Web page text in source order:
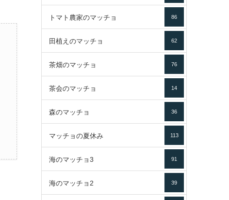
トマト農家のマッチョ 86
田植えのマッチョ 62
茶畑のマッチョ 76
茶会のマッチョ 14
森のマッチョ 36
マッチョの夏休み 113
海のマッチョ3 91
海のマッチョ2 39